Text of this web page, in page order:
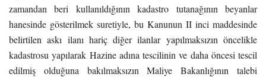
zamandan beri kullanıldığının kadastro tutanağının beyanlar
hanesinde gösterilmek suretiyle, bu Kanunun II inci maddesinde
belirtilen askı ilanı hariç diğer ilanlar yapılmaksızın öncelikle
kadastrosu yapılarak Hazine adına tescilinin ve daha öncesi tescil
edilmiş olduğuna bakılmaksızın Maliye Bakanlığının talebi